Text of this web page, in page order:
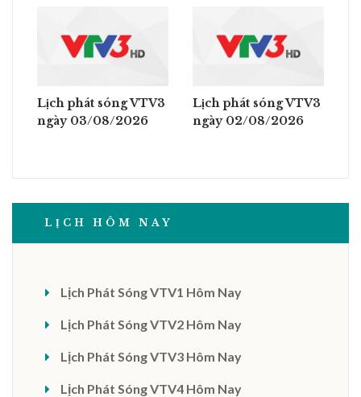
Lịch phát sóng VTV3
ngày 03/08/2026
Lịch phát sóng VTV3
ngày 02/08/2026
LỊCH HÔM NAY
Lịch Phát Sóng VTV1 Hôm Nay
Lịch Phát Sóng VTV2 Hôm Nay
Lịch Phát Sóng VTV3 Hôm Nay
Lịch Phát Sóng VTV4 Hôm Nay